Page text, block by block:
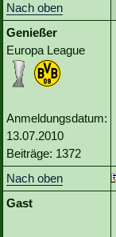
Nach oben
Genießer
Europa League
Anmeldungsdatum:
13.07.2010
Beiträge: 1372
Nach oben
Gast